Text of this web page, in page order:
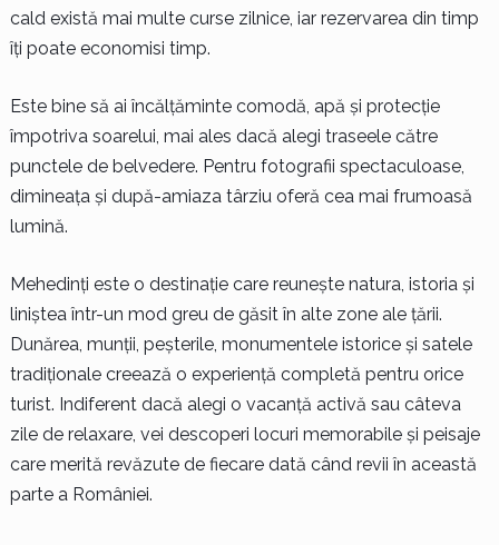
cald există mai multe curse zilnice, iar rezervarea din timp
îți poate economisi timp.
Este bine să ai încălțăminte comodă, apă și protecție
împotriva soarelui, mai ales dacă alegi traseele către
punctele de belvedere. Pentru fotografii spectaculoase,
dimineața și după-amiaza târziu oferă cea mai frumoasă
lumină.
Mehedinți este o destinație care reunește natura, istoria și
liniștea într-un mod greu de găsit în alte zone ale țării.
Dunărea, munții, peșterile, monumentele istorice și satele
tradiționale creează o experiență completă pentru orice
turist. Indiferent dacă alegi o vacanță activă sau câteva
zile de relaxare, vei descoperi locuri memorabile și peisaje
care merită revăzute de fiecare dată când revii în această
parte a României.